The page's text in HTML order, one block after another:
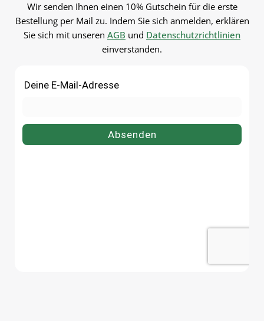
Wir senden Ihnen einen 10% Gutschein für die erste
Bestellung per Mail zu. Indem Sie sich anmelden, erklären
Sie sich mit unseren AGB und Datenschutzrichtlinien
einverstanden.